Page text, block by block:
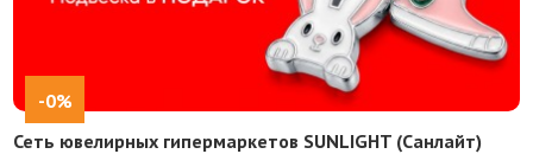
-0%
Сеть ювелирных гипермаркетов SUNLIGHT (Санлайт)